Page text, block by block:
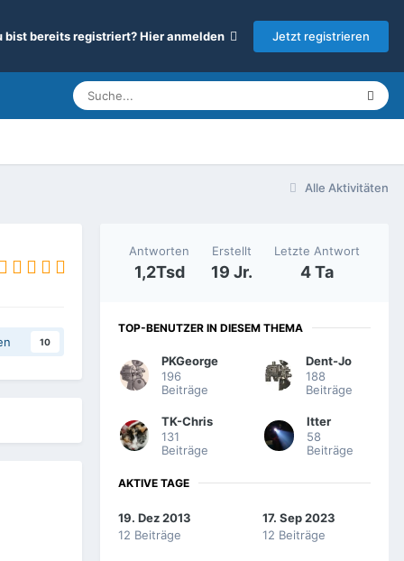
bist bereits registriert? Hier anmelden Jetzt registrieren
Alle Aktivitäten
10
Antworten
1,2Tsd
Erstellt
19 Jr.
Letzte Antwort
4 Ta
TOP-BENUTZER IN DIESEM THEMA
PKGeorge
196
Beiträge
Dent-Jo
188
Beiträge
TK-Chris
131
Beiträge
Itter
58
Beiträge
AKTIVE TAGE
19. Dez 2013
12 Beiträge
17. Sep 2023
12 Beiträge